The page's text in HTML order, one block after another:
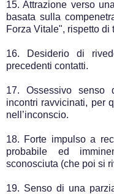
15. Attrazione verso
basata sulla
Forza Vitale", rispetto di
16. Desiderio di
precedenti contatti.
17. Ossessivo senso
incontri ravvicinati, per
nell’inconscio.
18. Forte impulso a
probabile ed
sconosciuta (che poi si
19. Senso di una